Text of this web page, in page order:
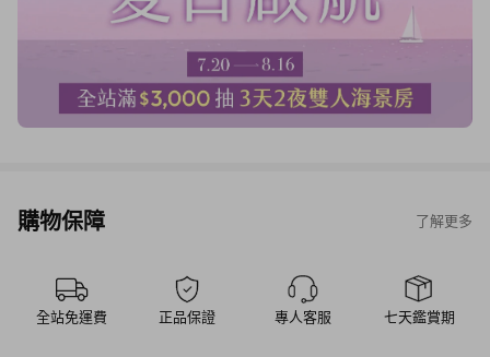
購物保障 了解更多
全站免運費 正品保證 專人客服 七天鑑賞期